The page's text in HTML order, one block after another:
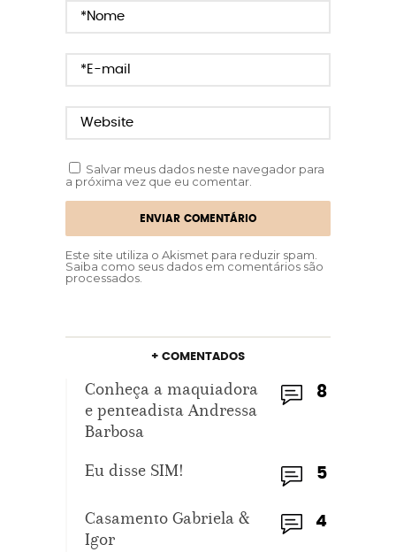
Salvar meus dados neste navegador para
a próxima vez que eu comentar.
Este site utiliza o Akismet para reduzir spam.
Saiba como seus dados em comentários são
processados
+ COMENTADOS
8
Conheça a maquiadora
e penteadista Andressa
Barbosa
5
Eu disse SIM!
4
Casamento Gabriela &
Igor